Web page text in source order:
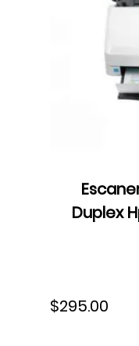
Duplex
ppm/70
$295.00